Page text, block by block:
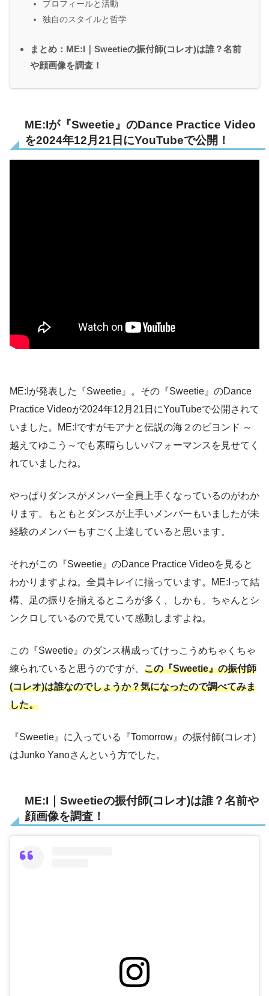
プロフィールと活動
独自のスタイルと哲学
まとめ：ME:I｜Sweetieの振付師(コレオ)は誰？名前
や顔画像を調査！
ME:Iが『Sweetie』のDance Practice Video
を2024年12月21日にYouTubeで公開！
ME:Iが発表した『Sweetie』。その『Sweetie』のDance
Practice Videoが2024年12月21日にYouTubeで公開されて
いました。ME:Iですがモアナと伝説の海２のビヨンド ～
越えてゆこう～でも素晴らしいパフォーマンスを見せてく
れていましたね。
やっぱりダンスがメンバー全員上手くなっているのがわか
ります。もともとダンスが上手いメンバーもいましたが未
経験のメンバーもすごく上達していると思います。
それがこの『Sweetie』のDance Practice Videoを見ると
わかりますよね。全員キレイに揃っています。ME:Iって結
構、足の振りを揃えるところが多く、しかも、ちゃんとシ
ンクロしているので見ていて感動しますよね。
この『Sweetie』のダンス構成ってけっこうめちゃくちゃ
練られていると思うのですが、 この『Sweetie』の振付師
(コレオ)は誰なのでしょうか？気になったので調べてみま
した。
『Sweetie』に入っている『Tomorrow』の振付師(コレオ)
はJunko Yanoさんという方でした。
ME:I｜Sweetieの振付師(コレオ)は誰？名前や
顔画像を調査！